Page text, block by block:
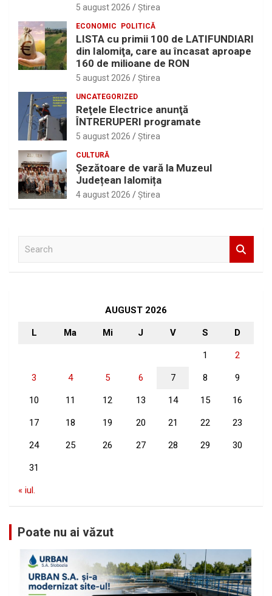
5 august 2026 Ştirea
ECONOMIC POLITICĂ
LISTA cu primii 100 de LATIFUNDIARI
din Ialomiţa, care au încasat aproape
160 de milioane de RON
5 august 2026 Ştirea
UNCATEGORIZED
Reţele Electrice anunţă
ÎNTRERUPERI programate
5 august 2026 Ştirea
CULTURĂ
Șezătoare de vară la Muzeul
Județean Ialomița
4 august 2026 Ştirea
AUGUST 2026
L Ma Mi J V S D
1 2
3 4 5 6 7 8 9
10 11 12 13 14 15 16
17 18 19 20 21 22 23
24 25 26 27 28 29 30
31
« iul.
Poate nu ai văzut